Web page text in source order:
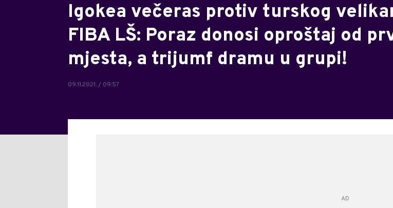
Igokea večeras protiv turskog
FIBA LŠ: Poraz donosi oproštaj od
mjesta, a trijumf dramu u grupi!
09.11.2021. / 09:57